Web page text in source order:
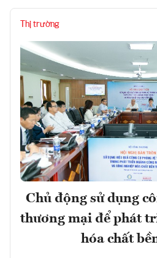
Thị trường
Chủ động sử dụng
thương mại để phát
hóa chất